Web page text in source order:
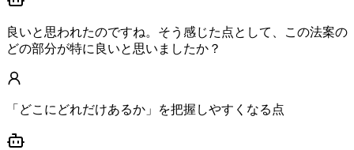
良いと思われたのですね。そう感じた点として、この法案の
どの部分が特に良いと思いましたか？
「どこにどれだけあるか」を把握しやすくなる点